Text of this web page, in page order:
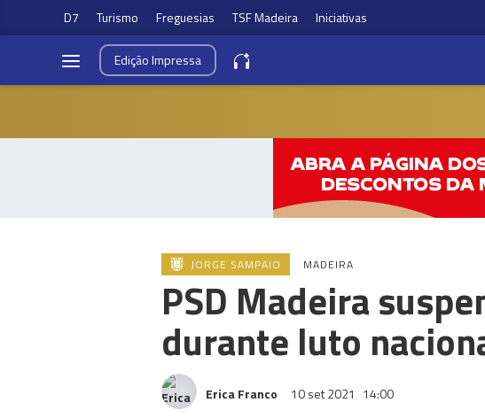
D7 Turismo Freguesias TSF Madeira Iniciativas
EdiçãoImpressa
JORGE SAMPAIO MADEIRA
PSD Madeira
durante luto
Erica Franco 10 set 2021 14:00